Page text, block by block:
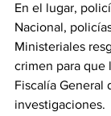
En el lugar,
Nacional,
Ministeriales
crimen para que
Fiscalía General
investigaciones.